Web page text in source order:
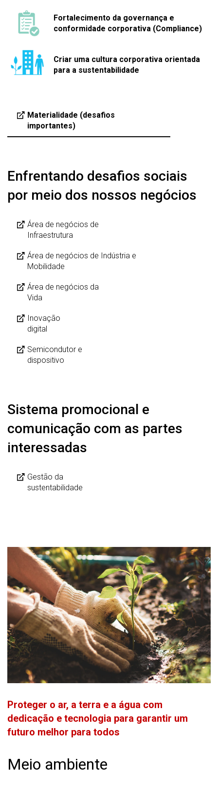
Fortalecimento da governança e
conformidade corporativa (Compliance)
Criar uma cultura corporativa orientada
para a sustentabilidade
Materialidade (desafios
importantes)
Enfrentando desafios sociais
por meio dos nossos negócios
Área de negócios de
Infraestrutura
Área de negócios de Indústria e
Mobilidade
Área de negócios da
Vida
Inovação
digital
Semicondutor e
dispositivo
Sistema promocional e
comunicação com as partes
interessadas
Gestão da
sustentabilidade
Proteger o ar, a terra e a água com
dedicação e tecnologia para garantir um
futuro melhor para todos
Meio ambiente